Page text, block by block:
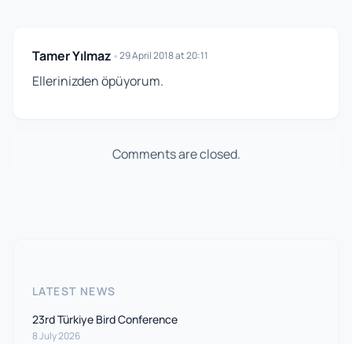
Tamer Yılmaz•29 April 2018 at 20:11
Ellerinizden öpüyorum.
Comments are closed.
LATEST NEWS
23rd Türkiye Bird Conference
8 July 2026